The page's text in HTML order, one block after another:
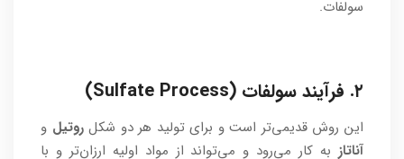
سولفات.
۲. فرآیند سولفات (Sulfate Process)
این روش قدیمی‌تر است و برای تولید هر دو شکلروتیل و
آناتاز به کار می‌رود و می‌تواند از مواد اولیه ارزان‌تر و با